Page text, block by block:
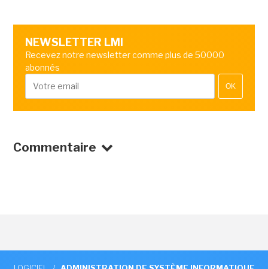
NEWSLETTER LMI
Recevez notre newsletter comme plus de 50000
abonnés
OK
Commentaire